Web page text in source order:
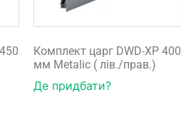
Комплект царг DWD-XP 400
мм Metalic ( лів./прав.)
Де придбати?